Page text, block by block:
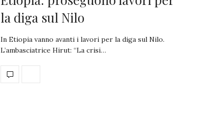
la diga sul Nilo
In Etiopia vanno avanti i lavori per la diga sul Nilo.
L’ambasciatrice Hirut: “La crisi…